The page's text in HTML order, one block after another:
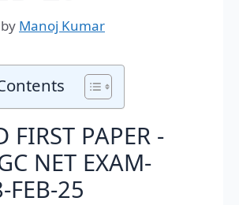
by Manoj Kumar
FIRST PAPER -
NET EXAM-
FEB-25